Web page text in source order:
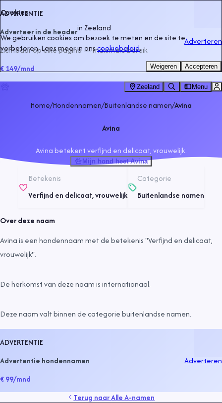
ADVERTENTIE
Adverteer in de headerinZeeland
Zichtbaar op elke pagina — maximale bereik
€ 149/mnd
Adverteren
Zeeland Menu
Home/Hondennamen/Buitenlandse namen/Avina
Avina
Avina betekent verfijnd en delicaat, vrouwelijk.
Mijn hond heet Avina
Betekenis
Verfijnd en delicaat, vrouwelijk
Categorie
Buitenlandse namen
Over deze naam
Avina is een hondennaam met de betekenis "Verfijnd en delicaat,
vrouwelijk".
De herkomst van deze naam isinternationaal.
Deze naam valt binnen de categoriebuitenlandse namen.
ADVERTENTIE
Advertentie hondennamen
€ 99/mnd
Adverteren
Terug naarAlle A-namen
Cookies
We gebruiken cookies om bezoek te meten en de site te
verbeteren. Lees meer in onscookiebeleid.
Weigeren Accepteren